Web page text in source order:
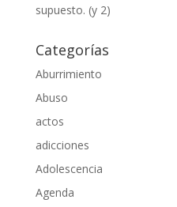
supuesto. (y 2)
Categorías
Aburrimiento
Abuso
actos
adicciones
Adolescencia
Agenda